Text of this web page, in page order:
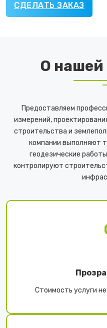
СДЕЛАТЬ ЗАКАЗ
О нашей
Предоставляем
измерений,
строительства и
компании выполняют
геодезические
контролируют
Стоимость услуги